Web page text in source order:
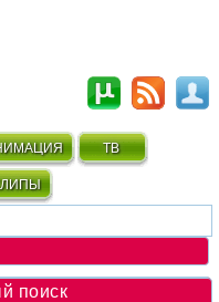
ТВ
поиск